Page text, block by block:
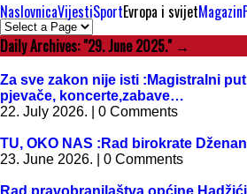
NaslovnicaVijestiSportEvropa i svijetMagazin
Daily Archives:"29. June 2025."→
Za sve zakon nije isti :Magistralni
pjevače, koncerte,zabave…
22. July 2026. | 0 Comments
TU, OKO NAS :Rad birokrate
23. June 2026. | 0 Comments
Rad pravobranilaštva općine